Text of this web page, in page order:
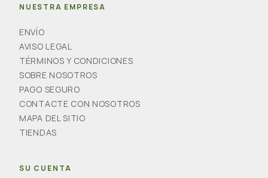
NUESTRA EMPRESA
ENVÍO
AVISO LEGAL
TÉRMINOS Y CONDICIONES
SOBRE NOSOTROS
PAGO SEGURO
CONTACTE CON NOSOTROS
MAPA DEL SITIO
TIENDAS
SU CUENTA